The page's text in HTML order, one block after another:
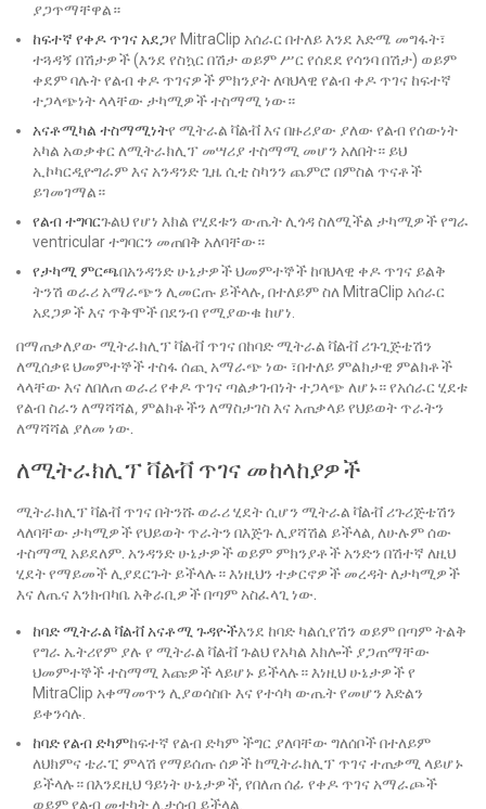
ያጋጥማቸዋል።
ከፍተኛ የቀዶ ጥገና አደጋየ MitraClip አሰራር በተለይ እንደ እድሜ መግፋት፣
ተጓዳኝ በሽታዎች (እንደ የስኳር በሽታ ወይም ሥር የሰደደ የሳንባ በሽታ) ወይም
ቀደም ባሉት የልብ ቀዶ ጥገናዎች ምክንያት ለባህላዊ የልብ ቀዶ ጥገና ከፍተኛ
ተጋላጭነት ላላቸው ታካሚዎች ተስማሚ ነው።
አናቶሚካል ተስማሚነትየ ሚትራል ቫልቭ እና በዙሪያው ያለው የልብ የሰውነት
አካል አወቃቀር ለሚትራክሊፕ መሣሪያ ተስማሚ መሆን አለበት። ይህ
ኢኮካርዲዮግራም እና አንዳንድ ጊዜ ሲቲ ስካንን ጨምሮ በምስል ጥናቶች
ይገመገማል።
የልብ ተግባርጉልህ የሆነ እክል የሂደቱን ውጤት ሊጎዳ ስለሚችል ታካሚዎች የግራ
ventricular ተግባርን መጠበቅ አለባቸው።
የታካሚ ምርጫበአንዳንድ ሁኔታዎች ህመምተኞች ከባህላዊ ቀዶ ጥገና ይልቅ
ትንሽ ወራሪ አማራጭን ሊመርጡ ይችላሉ, በተለይም ስለ MitraClip አሰራር
አደጋዎች እና ጥቅሞች በደንብ የሚያውቁ ከሆነ.
በማጠቃለያው ሚትራክሊፕ ቫልቭ ጥገና በከባድ ሚትራል ቫልቭ ሪጉጊጅቴሽን
ለሚሰቃዩ ህመምተኞች ተስፋ ሰጪ አማራጭ ነው ፣በተለይ ምልክታዊ ምልክቶች
ላላቸው እና ለበለጠ ወራሪ የቀዶ ጥገና ጣልቃገብነት ተጋላጭ ለሆኑ። የአሰራር ሂደቱ
የልብ ስራን ለማሻሻል, ምልክቶችን ለማስታገስ እና አጠቃላይ የህይወት ጥራትን
ለማሻሻል ያለመ ነው.
ለሚትራክሊፕ ቫልቭ ጥገና መከላከያዎች
ሚትራክሊፕ ቫልቭ ጥገና በትንሹ ወራሪ ሂደት ሲሆን ሚትራል ቫልቭ ሪጉሪጅቴሽን
ላለባቸው ታካሚዎች የህይወት ጥራትን በእጅጉ ሊያሻሽል ይችላል, ለሁሉም ሰው
ተስማሚ አይደለም. አንዳንድ ሁኔታዎች ወይም ምክንያቶች አንድን በሽተኛ ለዚህ
ሂደት የማይመች ሊያደርጉት ይችላሉ። እነዚህን ተቃርኖዎች መረዳት ለታካሚዎች
እና ለጤና እንክብካቤ አቅራቢዎች በጣም አስፈላጊ ነው.
ከባድ ሚትራል ቫልቭ አናቶሚ ጉዳዮችእንደ ከባድ ካልሲየሽን ወይም በጣም ትልቅ
የግራ ኤትሪየም ያሉ የ ሚትራል ቫልቭ ጉልህ የአካል እክሎች ያጋጠማቸው
ህመምተኞች ተስማሚ እጩዎች ላይሆኑ ይችላሉ። እነዚህ ሁኔታዎች የ
MitraClip አቀማመጥን ሊያወሳስቡ እና የተሳካ ውጤት የመሆን እድልን
ይቀንሳሉ.
ከባድ የልብ ድካምከፍተኛ የልብ ድካም ችግር ያለባቸው ግለሰቦች በተለይም
ለህክምና ቴራፒ ምላሽ የማይሰጡ ሰዎች ከሚትራክሊፕ ጥገና ተጠቃሚ ላይሆኑ
ይችላሉ። በእንደዚህ ዓይነት ሁኔታዎች, የበለጠ ሰፊ የቀዶ ጥገና አማራጮች
ወይም የልብ መተካት ሊታሰብ ይችላል.